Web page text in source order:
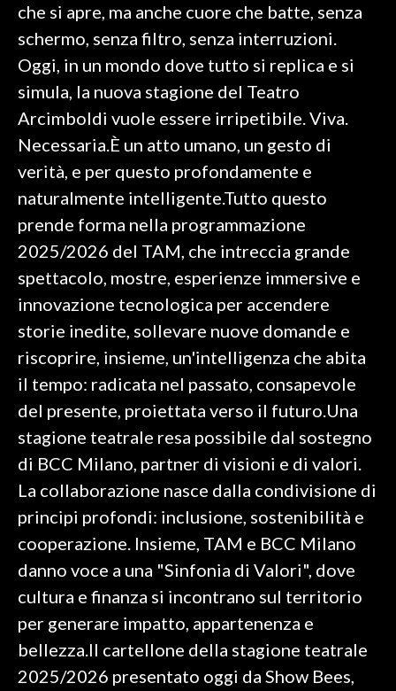
SARDI NEL MONDO
NOTIZIE
EVENTI
3 MINUTI CON
INSULARITÀ
INFO AZIENDE
ABBONATI
ANNUNCI
SPIAGGE
che si apre, ma anche cuore che batte, senza
schermo, senza filtro, senza interruzioni.
Oggi, in un mondo dove tutto si replica e si
simula, la nuova stagione del Teatro
Arcimboldi vuole essere irripetibile. Viva.
Necessaria.È un atto umano, un gesto di
verità, e per questo profondamente e
naturalmente intelligente.Tutto questo
prende forma nella programmazione
2025/2026 del TAM, che intreccia grande
spettacolo, mostre, esperienze immersive e
innovazione tecnologica per accendere
storie inedite, sollevare nuove domande e
riscoprire, insieme, un'intelligenza che abita
il tempo: radicata nel passato, consapevole
del presente, proiettata verso il futuro.Una
stagione teatrale resa possibile dal sostegno
di BCC Milano, partner di visioni e di valori.
La collaborazione nasce dalla condivisione di
principi profondi: inclusione, sostenibilità e
cooperazione. Insieme, TAM e BCC Milano
danno voce a una "Sinfonia di Valori", dove
cultura e finanza si incontrano sul territorio
per generare impatto, appartenenza e
bellezza.Il cartellone della stagione teatrale
2025/2026 presentato oggi da Show Bees,